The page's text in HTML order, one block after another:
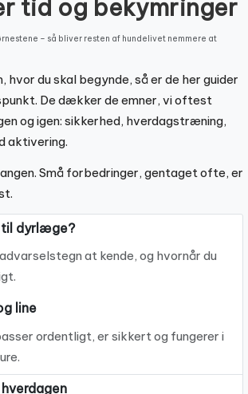
tid og bekymringer
– så bliver resten af hundelivet nemmere at
hvor du skal begynde, så er de her guider
De dækker de emner, vi oftest
og igen: sikkerhed, hverdagstræning,
aktivering.
Små forbedringer, gentaget ofte, er
til dyrlæge?
at kende, og hvornår du
line
ordentligt, er sikkert og fungerer i